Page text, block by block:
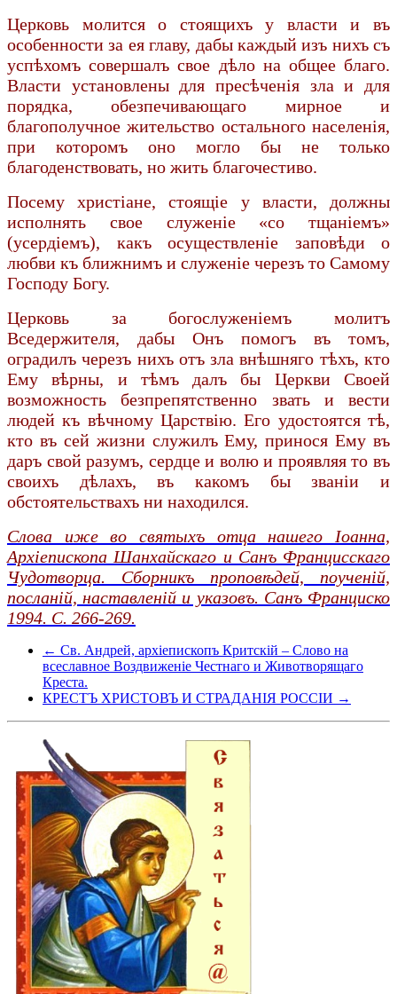
Церковь молится о стоящихъ у власти и въ
особенности за ея главу, дабы каждый изъ нихъ съ
успѣхомъ совершалъ свое дѣло на общее благо.
Власти установлены для пресѣченія зла и для
порядка, обезпечивающаго мирное и
благополучное жительство остального населенія,
при которомъ оно могло бы не только
благоденствовать, но жить благочестиво.
Посему христіане, стоящіе у власти, должны
исполнять свое служеніе «со тщаніемъ»
(усердіемъ), какъ осуществленіе заповѣди о
любви къ ближнимъ и служеніе черезъ то Самому
Господу Богу.
Церковь за богослуженіемъ молитъ
Вседержителя, дабы Онъ помогъ въ томъ,
оградилъ черезъ нихъ отъ зла внѣшняго тѣхъ, кто
Ему вѣрны, и тѣмъ далъ бы Церкви Своей
возможность безпрепятственно звать и вести
людей къ вѣчному Царствію. Его удостоятся тѣ,
кто въ сей жизни служилъ Ему, принося Ему въ
даръ свой разумъ, сердце и волю и проявляя то въ
своихъ дѣлахъ, въ какомъ бы званіи и
обстоятельствахъ ни находился.
Слова иже во святыхъ отца нашего Іоанна,
Архіепископа Шанхайскаго и Санъ Францисскаго
Чудотворца. Сборникъ проповѣдей, поученій,
посланій, наставленій и указовъ. Санъ Франциско
1994. С. 266-269.
← Св. Андрей, архіепископъ Критскій – Слово на
всеславное Воздвиженіе Честнаго и Животворящаго
Креста.
КРЕСТЪ ХРИСТОВЪ И СТРАДАНІЯ РОССІИ →